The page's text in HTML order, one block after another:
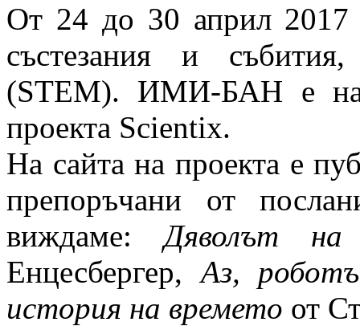
От 24 до 30 април 2017
състезания и
(STEM). ИМИ-БАН е
проекта Scientix.
На сайта на проекта е
препоръчани от
виждаме:Дяволът на
Енцесбергер,Аз,
история на времето от